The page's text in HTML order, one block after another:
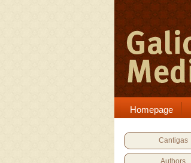
Homepage
Cantigas
Authors